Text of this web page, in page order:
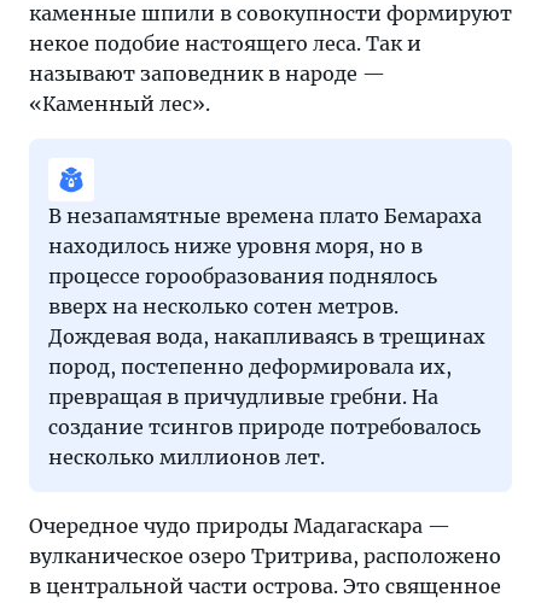
каменные шпили в совокупности формируют
некое подобие настоящего леса. Так и
называют заповедник в народе —
«Каменный лес».
В незапамятные времена плато Бемараха
находилось ниже уровня моря, но в
процессе горообразования поднялось
вверх на несколько сотен метров.
Дождевая вода, накапливаясь в трещинах
пород, постепенно деформировала их,
превращая в причудливые гребни. На
создание тсингов природе потребовалось
несколько миллионов лет.
Очередное чудо природы Мадагаскара —
вулканическое озеро Тритрива, расположено
в центральной части острова. Это священное